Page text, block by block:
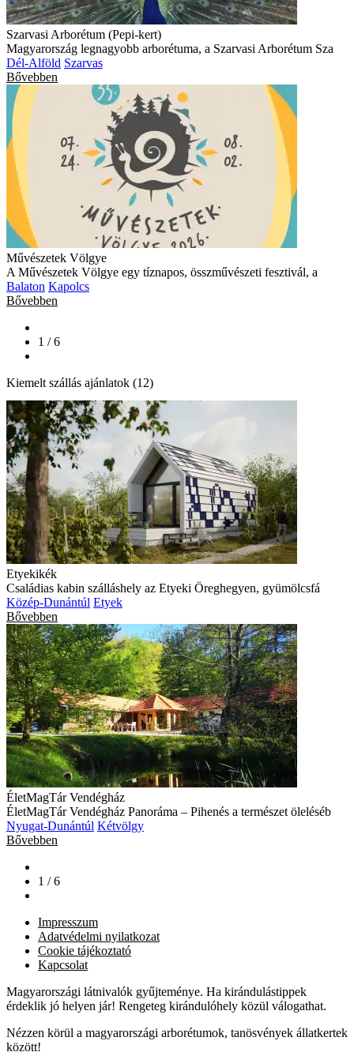
Szarvasi Arborétum (Pepi-kert)
Magyarország legnagyobb arborétuma, a Szarvasi Arborétum Sza
Dél-Alföld Szarvas
Bővebben
Művészetek Völgye
A Művészetek Völgye egy tíznapos, összművészeti fesztivál, a
Balaton Kapolcs
Bővebben
1 / 6
Kiemelt szállás ajánlatok (12)
Etyekikék
Családias kabin szálláshely az Etyeki Öreghegyen, gyümölcsfá
Közép-Dunántúl Etyek
Bővebben
ÉletMagTár Vendégház
ÉletMagTár Vendégház Panoráma – Pihenés a természet öleléséb
Nyugat-Dunántúl Kétvölgy
Bővebben
1 / 6
Impresszum
Adatvédelmi nyilatkozat
Cookie tájékoztató
Kapcsolat
Magyarországi látnivalók gyűjteménye. Ha kirándulástippek
érdeklik jó helyen jár! Rengeteg kirándulóhely közül válogathat.
Nézzen körül a magyarországi arborétumok, tanösvények állatkertek
között!